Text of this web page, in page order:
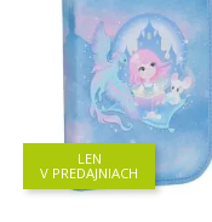
LEN
V PREDAJNIACH